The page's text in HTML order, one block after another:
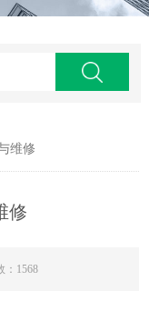
维修
修
：1568